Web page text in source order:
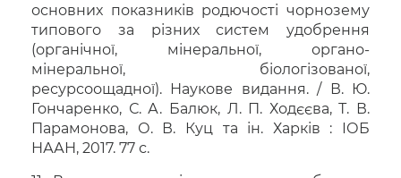
основних показників родючості чорнозему
типового за різних систем удобрення
(органічної, мінеральної, органо-
мінеральної, біологізованої,
ресурсоощадної). Наукове видання. / В. Ю.
Гончаренко, С. А. Балюк, Л. П. Ходєєва, Т. В.
Парамонова, О. В. Куц та ін. Харків : ІОБ
НААН, 2017. 77 с.